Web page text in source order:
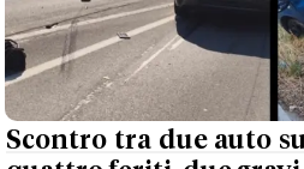
Scontro tra due auto